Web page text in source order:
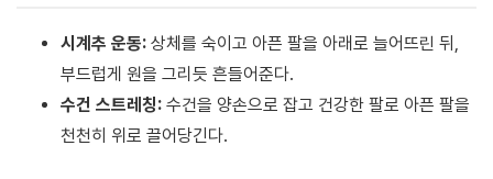
시계추 운동: 상체를 숙이고 아픈 팔을 아래로 늘어뜨린 뒤,
부드럽게 원을 그리듯 흔들어준다.
수건 스트레칭: 수건을 양손으로 잡고 건강한 팔로 아픈 팔을
천천히 위로 끌어당긴다.